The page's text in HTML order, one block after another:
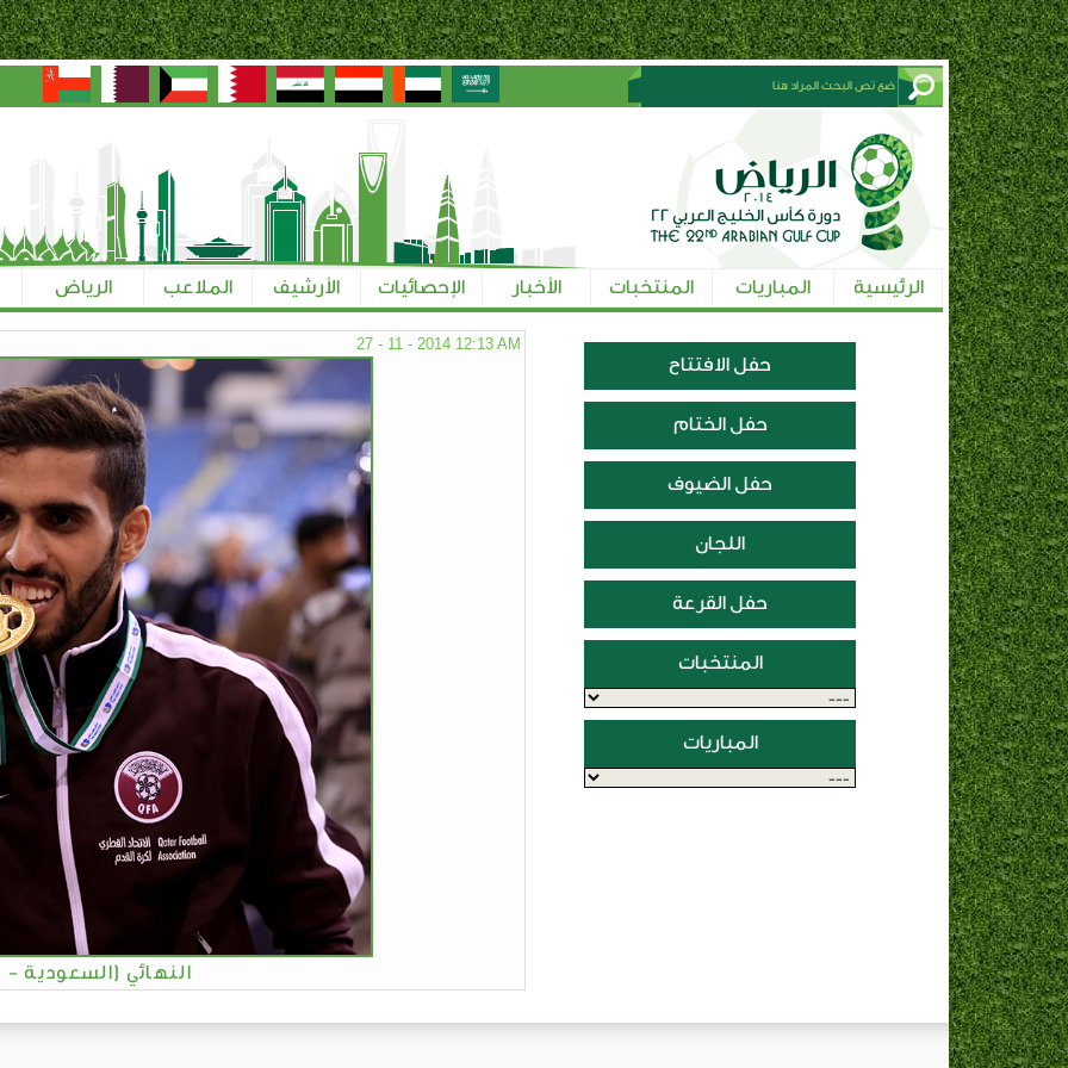
الرئيسية المباريات المنتخبات الأخبار الإحصائيات الأرشيف الملاعب الرياض
حفل الافتتاح
حفل الختام
حفل الضيوف
اللجان
حفل القرعة
المنتخبات
المباريات
27 - 11 - 2014 12:13 AM
النهائي (السعودية